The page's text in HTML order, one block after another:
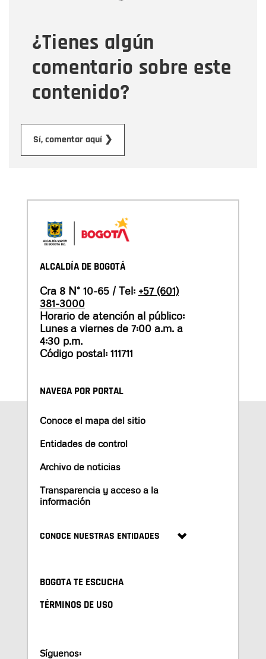
¿Tienes algún
comentario sobre este
contenido?
Sí, comentar aquí ❯
Mensaje
ALCALDÍA DE BOGOTÁ
Cra 8 N° 10-65 / Tel: +57 (601)
381-3000
Horario de atención al público:
Lunes a viernes de 7:00 a.m. a
4:30 p.m.
Código postal: 111711
NAVEGA POR PORTAL
Conoce el mapa del sitio
Entidades de control
Archivo de noticias
Transparencia y acceso a la
información
CONOCE NUESTRAS ENTIDADES
BOGOTA TE ESCUCHA
TÉRMINOS DE USO
Síguenos: